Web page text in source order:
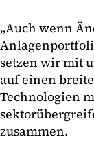
„Auch wenn
setzen wir mit
auf einen
Technologien
zusammen.